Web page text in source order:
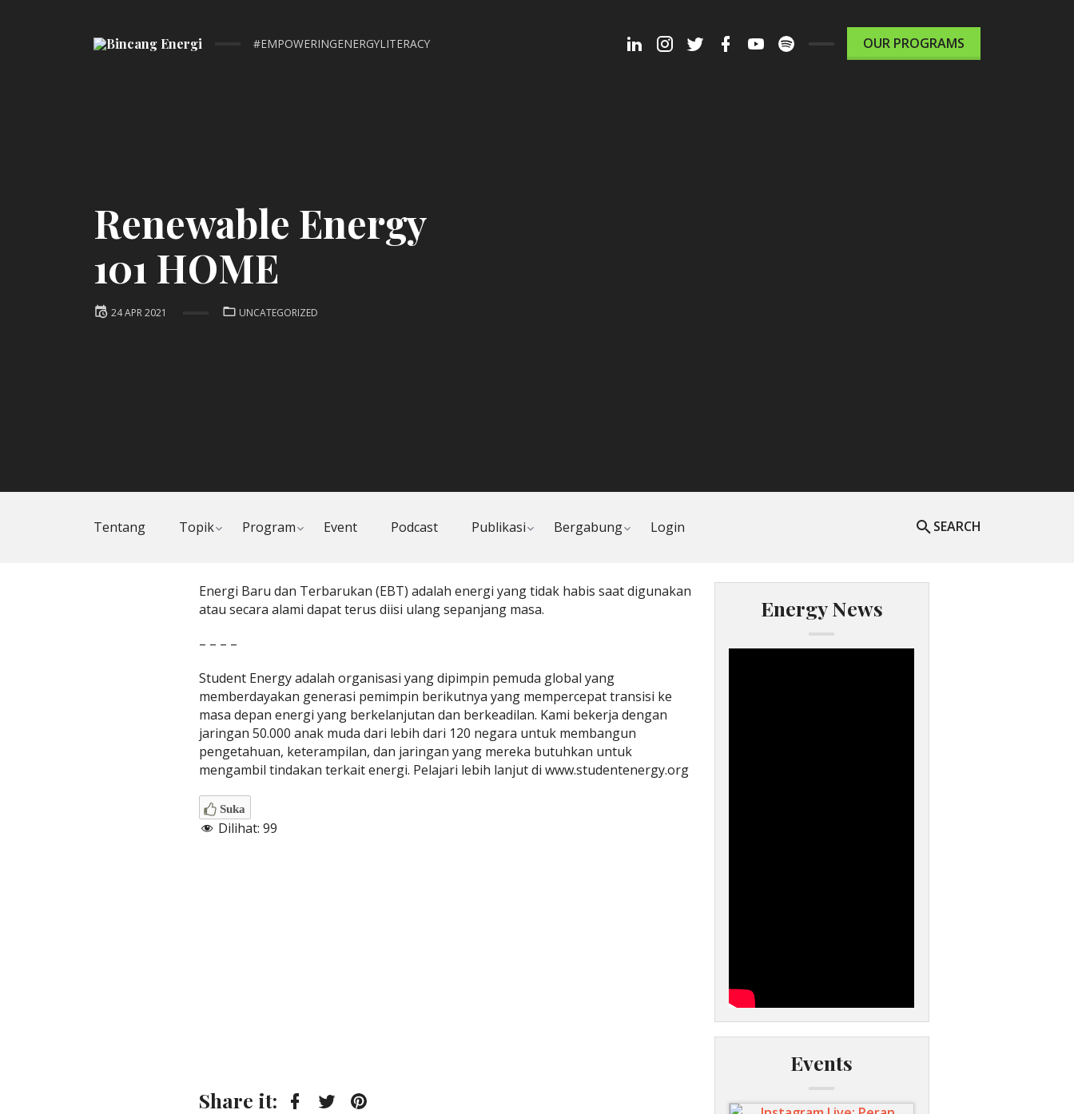
#EMPOWERINGENERGYLITERACY LinkedinInstagramTwitterFacebookYoutubeSpotify
OUR PROGRAMS
Renewable Energy
101 HOME
Posted
24 APR 2021
POSTED
UNCATEGORIZED
Tentang Topik
Toggle
child
Program
Toggle
child
Event Podcast Publikasi
Toggle
child
Bergabung
Toggle
child
Login SEARCH
Energi Baru dan Terbarukan (EBT) adalah energi yang tidak habis saat digunakan
atau secara alami dapat terus diisi ulang sepanjang masa.
– – – –
Student Energy adalah organisasi yang dipimpin pemuda global yang
memberdayakan generasi pemimpin berikutnya yang mempercepat transisi ke
masa depan energi yang berkelanjutan dan berkeadilan. Kami bekerja dengan
jaringan 50.000 anak muda dari lebih dari 120 negara untuk membangun
pengetahuan, keterampilan, dan jaringan yang mereka butuhkan untuk
mengambil tindakan terkait energi. Pelajari lebih lanjut di www.studentenergy.org
Suka
Dilihat: 99
Share it: Facebook
Twitter
Energy News
Events